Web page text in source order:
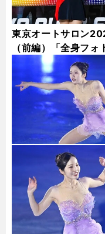
東京オートサロン
（前編）「全身フォ